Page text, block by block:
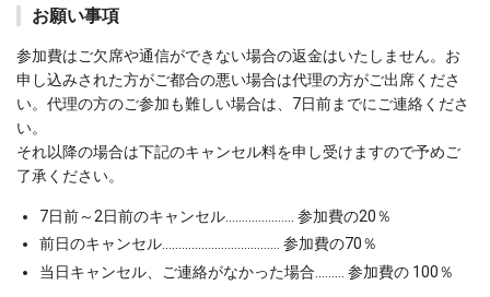
お願い事項
参加費はご欠席や通信ができない場合の返金はいたしません。お
申し込みされた方がご都合の悪い場合は代理の方がご出席くださ
い。代理の方のご参加も難しい場合は、7日前までにご連絡くださ
い。
それ以降の場合は下記のキャンセル料を申し受けますので予めご
了承ください。
7日前～2日前のキャンセル………………… 参加費の20％
前日のキャンセル……………………………… 参加費の70％
当日キャンセル、ご連絡がなかった場合……… 参加費の 100％